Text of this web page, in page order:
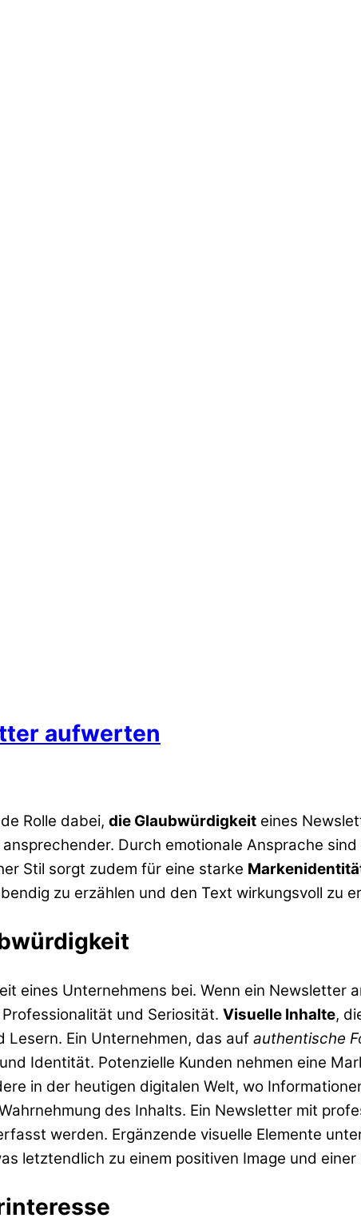
aufwerten
Rolle dabei, die Glaubwürdigkeit eines
Durch emotionale Ansprache sind
Stil sorgt zudem für eine starke
zu erzählen und den Text wirkungsvoll zu
eines Unternehmens bei. Wenn ein Newsletter
und Seriosität. Visuelle Inhalte,
Ein Unternehmen, das auf authentische
Identität. Potenzielle Kunden nehmen eine
in der heutigen digitalen Welt, wo
des Inhalts. Ein Newsletter mit
werden. Ergänzende visuelle Elemente
letztendlich zu einem positiven Image und